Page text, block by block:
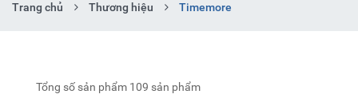
Trang chủ Thương hiệu Timemore
Tổng số sản phẩm 109 sản phẩm